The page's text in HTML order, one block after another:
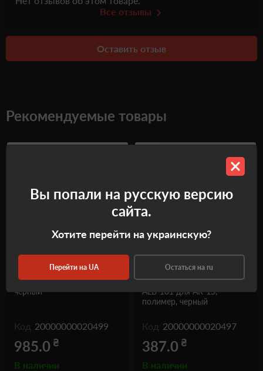
Все отзывы
Оставить отзыв
Рекомендуемые товары
АК-47/АК-74 Цевье модель
ALB-200 A, полимер,
черный
Код 20000000020499
985.0 ₴
В наличии
Пистолетная рукоятка
Бобровый Хвост модель
ALB-101 для AR-15,
полимер, черный
Код 20000000020497
387.0 ₴
В наличии
Вы попали на русскую версию
сайта.
Хотите перейти на украинскую?
Перейти на UA Остаться на ru